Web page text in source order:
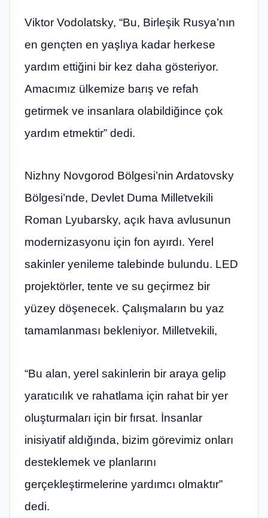
Viktor Vodolatsky, “Bu, Birleşik Rusya’nın
en gençten en yaşlıya kadar herkese
yardım ettiğini bir kez daha gösteriyor.
Amacımız ülkemize barış ve refah
getirmek ve insanlara olabildiğince çok
yardım etmektir” dedi.
Nizhny Novgorod Bölgesi’nin Ardatovsky
Bölgesi’nde, Devlet Duma Milletvekili
Roman Lyubarsky, açık hava avlusunun
modernizasyonu için fon ayırdı. Yerel
sakinler yenileme talebinde bulundu. LED
projektörler, tente ve su geçirmez bir
yüzey döşenecek. Çalışmaların bu yaz
tamamlanması bekleniyor. Milletvekili,
“Bu alan, yerel sakinlerin bir araya gelip
yaratıcılık ve rahatlama için rahat bir yer
oluşturmaları için bir fırsat. İnsanlar
inisiyatif aldığında, bizim görevimiz onları
desteklemek ve planlarını
gerçekleştirmelerine yardımcı olmaktır”
dedi.